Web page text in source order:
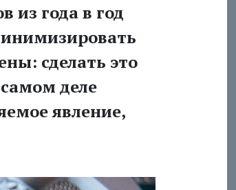
из года в год
сделать это
деле
явление,